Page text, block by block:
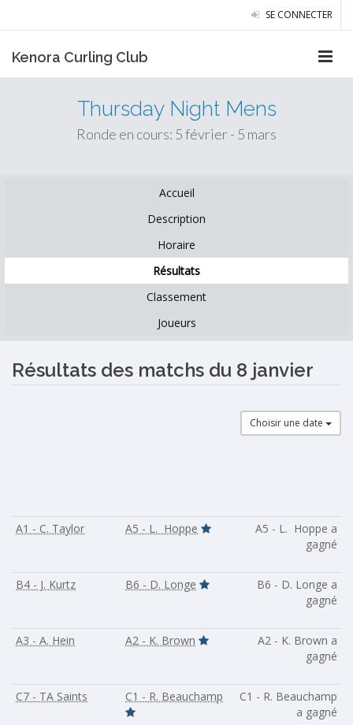
SE CONNECTER
Kenora Curling Club
Thursday Night Mens
Ronde en cours: 5 février - 5 mars
Accueil
Description
Horaire
Résultats
Classement
Joueurs
Résultats des matchs du 8 janvier
Choisir une date
A1 - C. Taylor A5 - L. Hoppe
A5 - L. Hoppe a
gagné
B4 - J. Kurtz B6 - D. Longe
B6 - D. Longe a
gagné
A3 - A. Hein A2 - K. Brown
A2 - K. Brown a
gagné
C7 - TA Saints C1 - R. Beauchamp
C1 - R. Beauchamp
a gagné